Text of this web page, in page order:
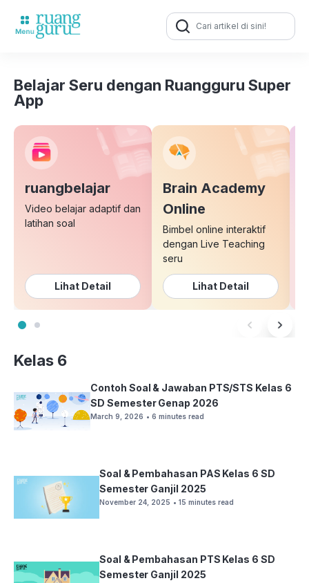
Search
for:
Belajar Seru dengan Ruangguru Super
App
ruangbelajar
Video belajar adaptif dan
latihan soal
Lihat Detail
Brain Academy
Online
Bimbel online interaktif
dengan Live Teaching
seru
Lihat Detail
Kelas 6
Contoh Soal & Jawaban PTS/STS Kelas 6
SD Semester Genap 2026
March 9, 2026 • 6 minutes read
Soal & Pembahasan PAS Kelas 6 SD
Semester Ganjil 2025
November 24, 2025 • 15 minutes read
Soal & Pembahasan PTS Kelas 6 SD
Semester Ganjil 2025